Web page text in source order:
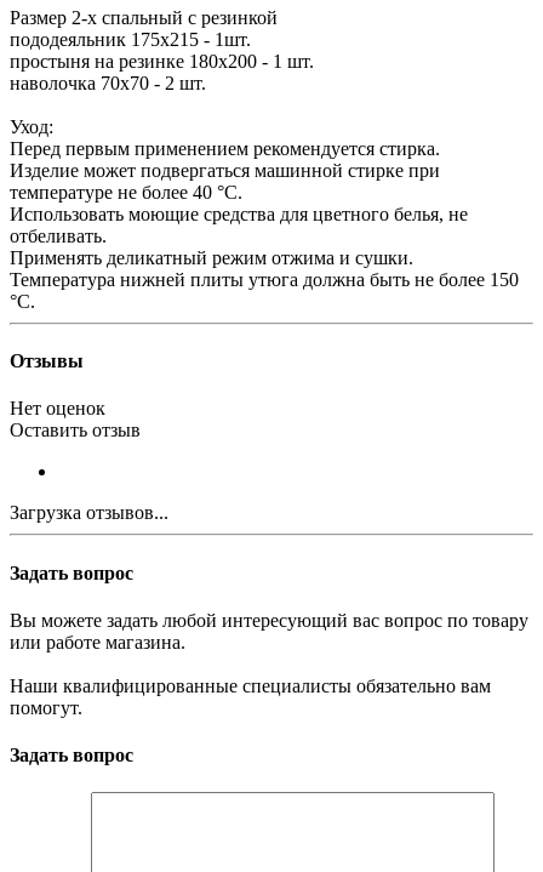
Размер 2-х спальный с резинкой
пододеяльник 175х215 - 1шт.
простыня на резинке 180х200 - 1 шт.
наволочка 70х70 - 2 шт.
Уход:
Перед первым применением рекомендуется стирка.
Изделие может подвергаться машинной стирке при
температуре не более 40 °С.
Использовать моющие средства для цветного белья, не
отбеливать.
Применять деликатный режим отжима и сушки.
Температура нижней плиты утюга должна быть не более 150
°С.
Отзывы
Нет оценок
Оставить отзыв
Загрузка отзывов...
Задать вопрос
Вы можете задать любой интересующий вас вопрос по товару
или работе магазина.
Наши квалифицированные специалисты обязательно вам
помогут.
Задать вопрос